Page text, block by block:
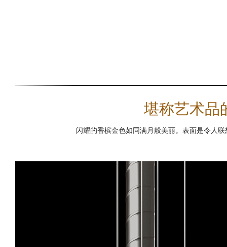
堪称艺术品
闪耀的香槟金色如同满月般美丽。表面是令人